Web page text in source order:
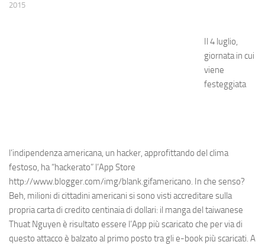
2015
Il 4 luglio,
giornata in cui
viene
festeggiata
l’indipendenza americana, un hacker, approfittando del clima
festoso, ha “hackerato” l’App Store
http://www.blogger.com/img/blank.gifamericano. In che senso?
Beh, milioni di cittadini americani si sono visti accreditare sulla
propria carta di credito centinaia di dollari: il manga del taiwanese
Thuat Nguyen è risultato essere l’App più scaricato che per via di
questo attacco è balzato al primo posto tra gli e-book più scaricati. A